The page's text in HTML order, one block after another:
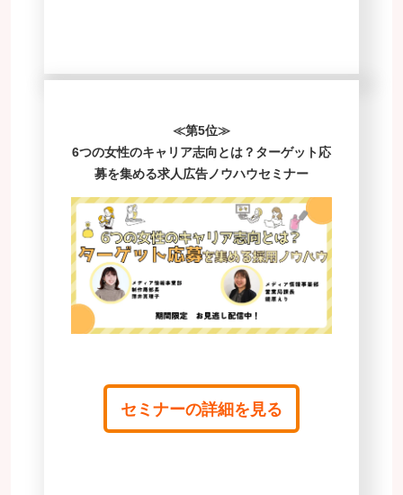
≪第5位≫
6つの女性のキャリア志向とは？ターゲット応
募を集める求人広告ノウハウセミナー
セミナーの詳細を見る